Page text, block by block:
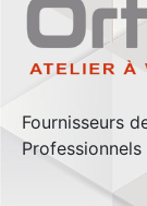
Fournisseurs